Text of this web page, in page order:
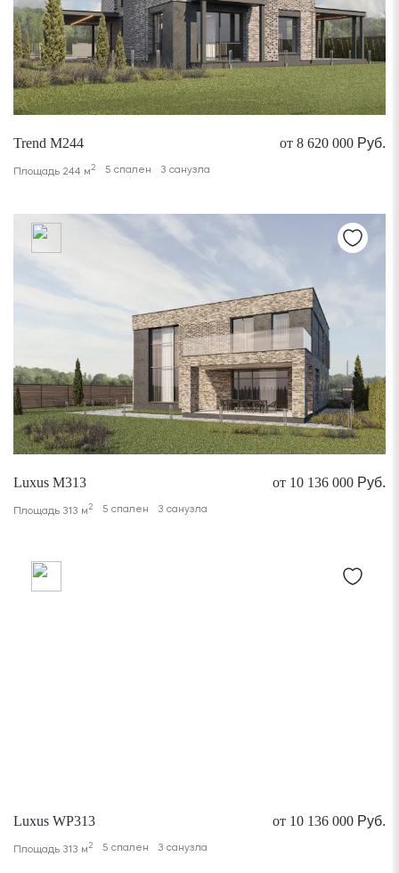
Trend M244 от 8 620 000 Руб.
Площадь 244 м2 5 спален 3 санузла
Luxus M313 от 10 136 000 Руб.
Площадь 313 м2 5 спален 3 санузла
Luxus WP313 от 10 136 000 Руб.
Площадь 313 м2 5 спален 3 санузла